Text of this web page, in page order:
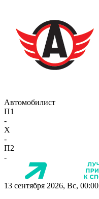
Автомобилист
П1
-
X
-
П2
-
13 сентября 2026, Вс, 00:00